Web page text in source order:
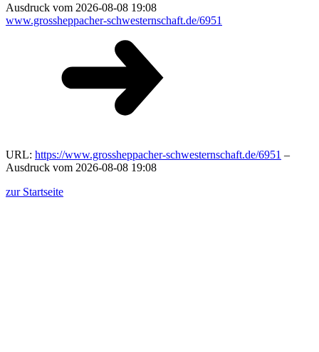
Ausdruck vom 2026-08-08 19:08
www.grossheppacher-schwesternschaft.de/6951
URL: https://www.grossheppacher-schwesternschaft.de/6951 –
Ausdruck vom 2026-08-08 19:08
zur Startseite